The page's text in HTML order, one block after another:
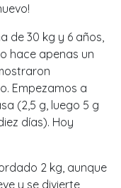
de 30 kg y 6 años,
hace apenas un
Empezamos a
(2,5 g, luego 5 g
días). Hoy
2 kg, aunque
y se divierte